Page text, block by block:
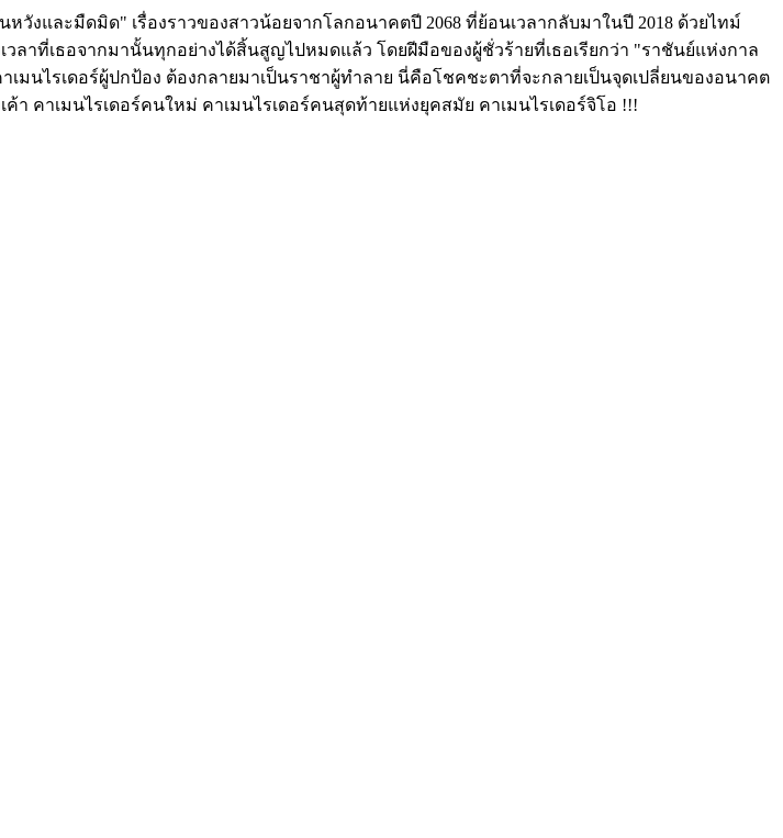
และมืดมิด" เรื่องราวของสาวน้อยจากโลกอนาคตปี 2068 ที่ย้อนเวลากลับมาในปี 2018 ด้วยไทม์
ลาที่เธอจากมานั้นทุกอย่างได้สิ้นสูญไปหมดแล้ว โดยฝีมือของผู้ชั่วร้ายที่เธอเรียกว่า "ราชันย์แห่งกาล
เมนไรเดอร์ผู้ปกป้อง ต้องกลายมาเป็นราชาผู้ทำลาย นี่คือโชคชะตาที่จะกลายเป็นจุดเปลี่ยนของอนาคต
คาเมนไรเดอร์คนใหม่ คาเมนไรเดอร์คนสุดท้ายแห่งยุคสมัย คาเมนไรเดอร์จิโอ !!!